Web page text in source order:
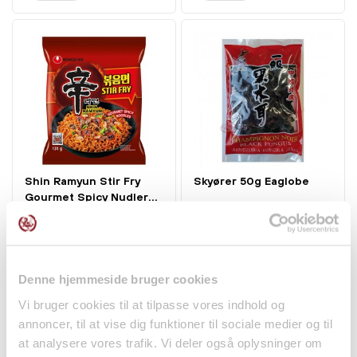
Denne hjemmeside bruger cookies
Vi bruger cookies til at tilpasse vores indhold og
annoncer, til at vise dig funktioner til sociale medier og til
at analysere vores trafik. Vi deler også oplysninger om
Shin Ramyun Stir Fry
Gourmet Spicy Nudler...
Nudler
Skyører 50g Eaglobe